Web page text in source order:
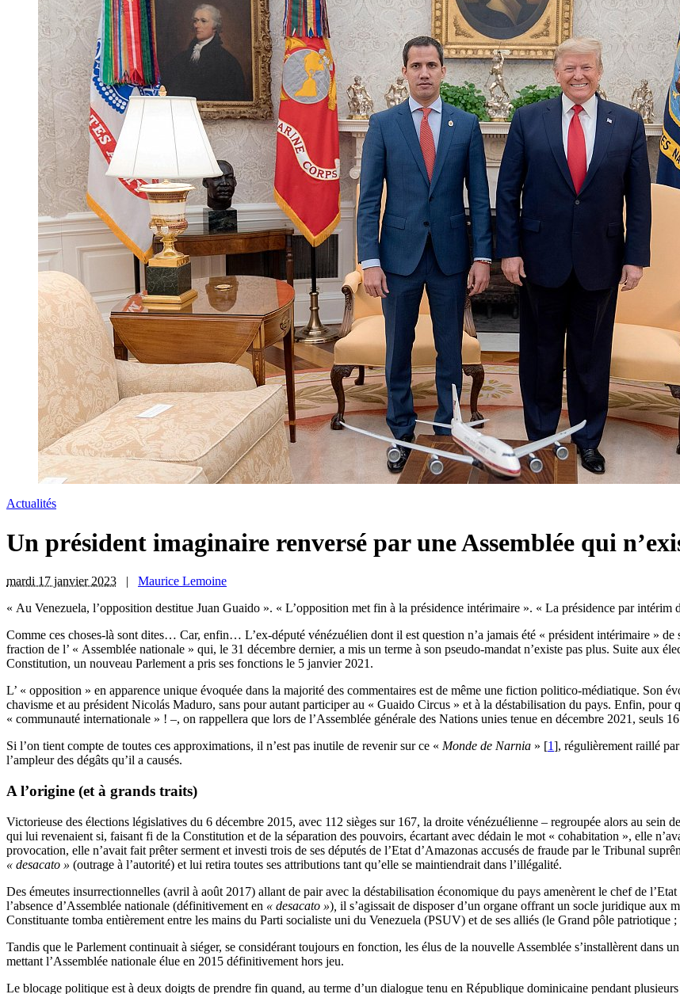
Actualités
Un président imaginaire renversé par une Assemblée qui
mardi 17 janvier 2023 | Maurice Lemoine
« Au Venezuela, l’opposition destitue Juan Guaido ». « L’opposition met fin à la présidence intérimaire ». « La présidence par intérim
Comme ces choses-là sont dites… Car, enfin… L’ex-député vénézuélien dont il est question n’a jamais été « président intérimaire »
fraction de l’ « Assemblée nationale » qui, le 31 décembre dernier, a mis un terme à son pseudo-mandat n’existe pas plus. Suite aux
Constitution, un nouveau Parlement a pris ses fonctions le 5 janvier 2021.
L’ « opposition » en apparence unique évoquée dans la majorité des commentaires est de même une fiction politico-médiatique. Son
chavisme et au président Nicolás Maduro, sans pour autant participer au « Guaido Circus » et à la déstabilisation du pays. Enfin, pour
« communauté internationale » ! –, on rappellera que lors de l’Assemblée générale des Nations unies tenue en décembre 2021, seuls
Si l’on tient compte de toutes ces approximations, il n’est pas inutile de revenir sur ce « Monde de Narnia » [1], régulièrement raillé
l’ampleur des dégâts qu’il a causés.
A l’origine (et à grands traits)
Victorieuse des élections législatives du 6 décembre 2015, avec 112 sièges sur 167, la droite vénézuélienne – regroupée alors au
qui lui revenaient si, faisant fi de la Constitution et de la séparation des pouvoirs, écartant avec dédain le mot « cohabitation », elle
provocation, elle n’avait fait prêter serment et investi trois de ses députés de l’Etat d’Amazonas accusés de fraude par le Tribunal
« desacato » (outrage à l’autorité) et lui retira toutes ses attributions tant qu’elle se maintiendrait dans l’illégalité.
Des émeutes insurrectionnelles (avril à août 2017) allant de pair avec la déstabilisation économique du pays amenèrent le chef de
l’absence d’Assemblée nationale (définitivement en « desacato ») il s’agissait de disposer d’un organe offrant un socle juridique
Constituante tomba entièrement entre les mains du Parti socialiste uni du Venezuela (PSUV) et de ses alliés (le Grand pôle patriotique ;
Tandis que le Parlement continuait à siéger, se considérant toujours en fonction, les élus de la nouvelle Assemblée s’installèrent dans
mettant l’Assemblée nationale élue en 2015 définitivement hors jeu.
Le blocage politique est à deux doigts de prendre fin quand, au terme d’un dialogue tenu en République dominicaine pendant